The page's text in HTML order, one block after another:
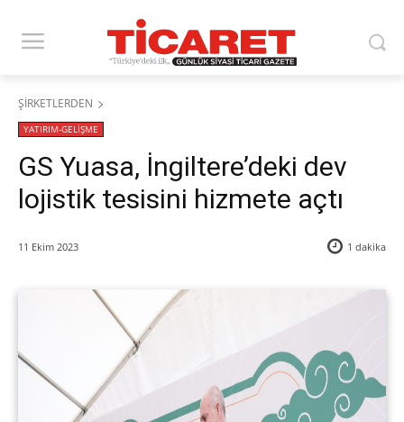
ŞİRKETLERDEN
YATIRIM-GELİŞME
GS Yuasa, İngiltere’deki dev
lojistik tesisini hizmete açtı
11 Ekim 2023 1 dakika